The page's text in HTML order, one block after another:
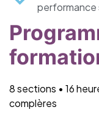
performance
8 sections • 16
complères